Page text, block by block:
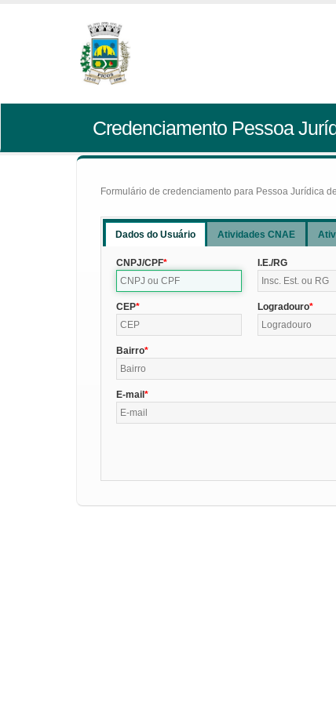
Credenciamento Pessoa
Formulário de credenciamento para Pessoa Jurídica
Dados do Usuário Atividades CNAE
CNPJ/CPF I.E./RG
CEP Logradouro
Bairro
E-mail